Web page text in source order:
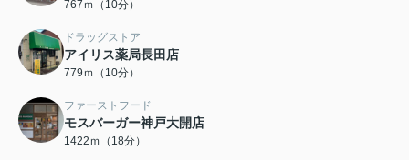
767ｍ（10分）
ドラッグストア
アイリス薬局長田店
779ｍ（10分）
ファーストフード
モスバーガー神戸大開店
1422ｍ（18分）